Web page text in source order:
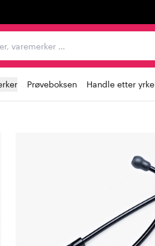
varemerker …
Prøveboksen Handle etter yrke